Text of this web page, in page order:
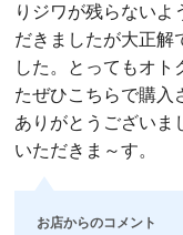
りジワが残らないよ
だきましたが大正解
した。とってもオト
たぜひこちらで購入
ありがとうございま
いただきま～す。
お店からのコメント